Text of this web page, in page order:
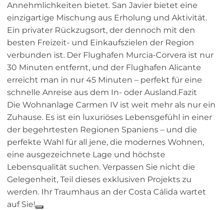
Annehmlichkeiten bietet. San Javier bietet eine
einzigartige Mischung aus Erholung und Aktivität.
Ein privater Rückzugsort, der dennoch mit den
besten Freizeit- und Einkaufszielen der Region
verbunden ist. Der Flughafen Murcia-Corvera ist nur
30 Minuten entfernt, und der Flughafen Alicante
erreicht man in nur 45 Minuten – perfekt für eine
schnelle Anreise aus dem In- oder Ausland.Fazit
Die Wohnanlage Carmen IV ist weit mehr als nur ein
Zuhause. Es ist ein luxuriöses Lebensgefühl in einer
der begehrtesten Regionen Spaniens – und die
perfekte Wahl für all jene, die modernes Wohnen,
eine ausgezeichnete Lage und höchste
Lebensqualität suchen. Verpassen Sie nicht die
Gelegenheit, Teil dieses exklusiven Projekts zu
werden. Ihr Traumhaus an der Costa Cálida wartet
auf Sie!